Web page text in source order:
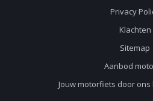
Privacy
Klachten
Sitemap
Aanbod
Jouw motorfiets door